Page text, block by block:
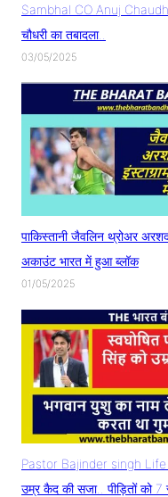
Sambhal CO Anuj
चौधरी का तबादला..
03/05/2025
पाकिस्तानी जैवलिन थ्रोअर
अकाउंट भारत में हुआ ब्लॉक
01/05/2025
Pastor Bajinder singh Life
उम्र कैद की सजा.. पीड़ितों को 7